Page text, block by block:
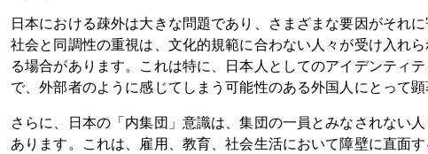
日本における疎外は大きな問題であり、さまざまな要因がそれ
社会と同調性の重視は、文化的規範に合わない人々が受け入れ
る場合があります。これは特に、日本人としてのアイデンティ
で、外部者のように感じてしまう可能性のある外国人にとって顕
さらに、日本の「内集団」意識は、集団の一員とみなされない
あります。これは、雇用、教育、社会生活において障壁に直面